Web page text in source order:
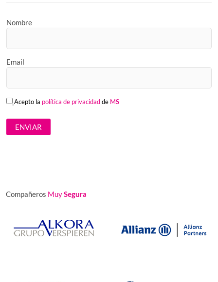
Nombre
Email
Acepto la política de privacidadde MS
Compañeros MuySegura